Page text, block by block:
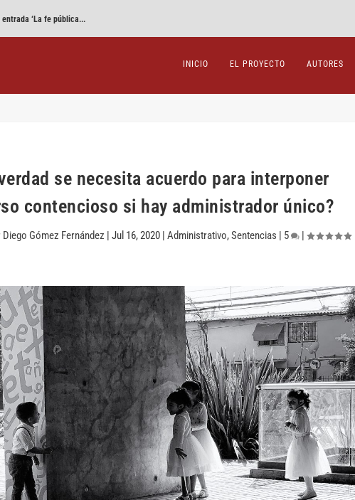
‘La fe pública...
INICIO EL PROYECTO AUTORES
se necesita acuerdo para interponer
contencioso si hay administrador único?
Diego Gómez Fernández |Jul 16, 2020 |Administrativo,Sentencias | 5 |